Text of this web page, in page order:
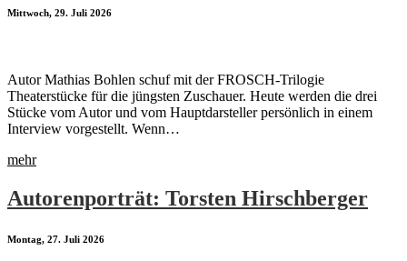
Mittwoch, 29. Juli 2026
Autor Mathias Bohlen schuf mit der FROSCH-Trilogie
Theaterstücke für die jüngsten Zuschauer. Heute werden die drei
Stücke vom Autor und vom Hauptdarsteller persönlich in einem
Interview vorgestellt. Wenn…
mehr
Autorenporträt: Torsten Hirschberger
Montag, 27. Juli 2026